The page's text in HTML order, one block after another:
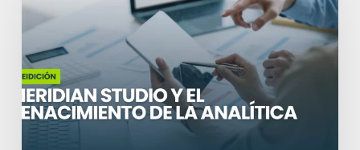
y
renacimiento
de
la
analítica